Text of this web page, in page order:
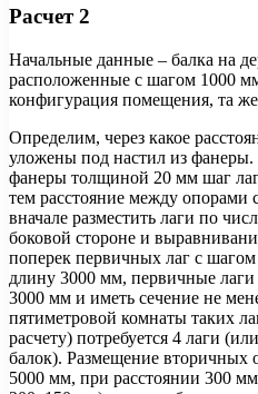
Расчет 2
Начальные данные – балка на
расположенные с шагом 1000
конфигурация помещения, та же
Определим, через какое
уложены под настил из
фанеры толщиной 20 мм шаг лаг
тем расстояние между опорами
вначале разместить лаги по
боковой стороне и
поперек первичных лаг с
длину 3000 мм, первичные
3000 мм и иметь сечение не
пятиметровой комнаты таких
расчету) потребуется 4 лаги
балок). Размещение вторичных
5000 мм, при расстоянии 300